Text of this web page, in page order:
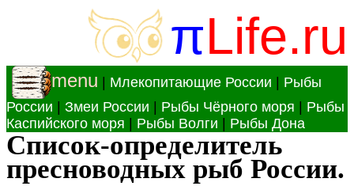
πLife.ru
menu Млекопитающие России
Рыбы
России
Змеи России Рыбы Чёрного моря
Рыбы
Каспийского моря
Рыбы Волги Рыбы Дона
Список-определитель
пресноводных рыб России.